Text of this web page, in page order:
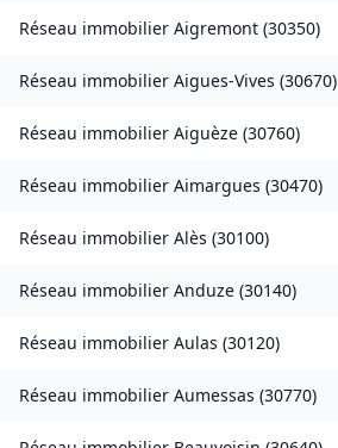
Réseau immobilier Aigremont (30350)
Réseau immobilier Aigues-Vives (30670)
Réseau immobilier Aiguèze (30760)
Réseau immobilier Aimargues (30470)
Réseau immobilier Alès (30100)
Réseau immobilier Anduze (30140)
Réseau immobilier Aulas (30120)
Réseau immobilier Aumessas (30770)